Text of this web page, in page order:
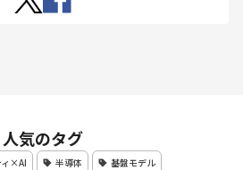
人気のタグ
ィ×AI 半導体
基盤モデル